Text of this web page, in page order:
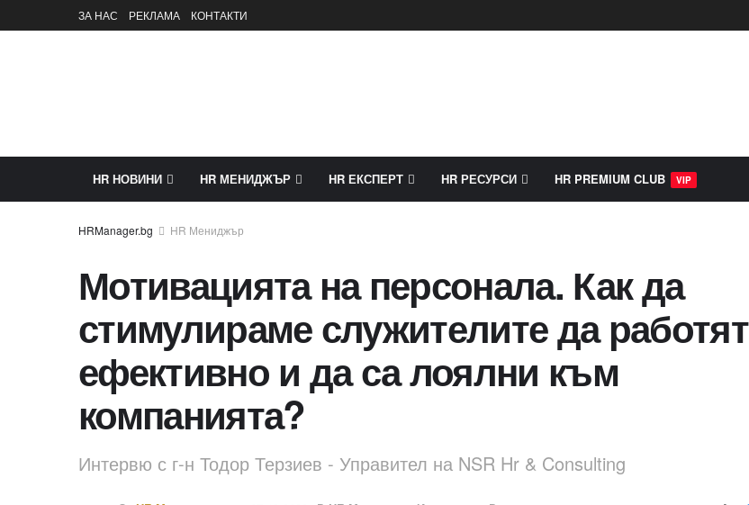
ЗА НАС РЕКЛАМА КОНТАКТИ
HR НОВИНИ HR МЕНИДЖЪР HR ЕКСПЕРТ HR РЕСУРСИ HR PREMIUM CLUB VIP
HR Мениджър
Мотивацията на персонала. Как да
стимулираме служителите да работят
ефективно и да са лоялни към
компанията?
Интервю с г-н Тодор Терзиев - Управител на NSR Hr & Consulting